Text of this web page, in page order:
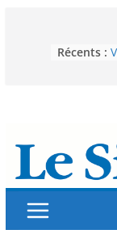
Récents :